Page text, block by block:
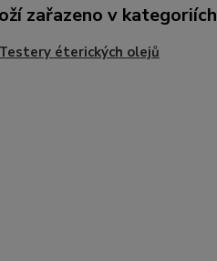
zařazeno v kategoriích
Testery éterických olejů